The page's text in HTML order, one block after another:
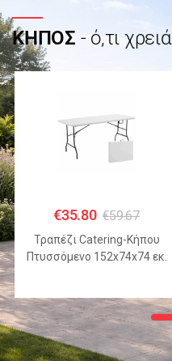
ΚΗΠΟΣ - ό,τι
€35.80 €59.67
Τραπέζι Catering-Κήπου
Πτυσσόμενο 152x74x74 εκ.